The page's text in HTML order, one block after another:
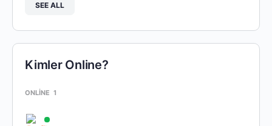
SEE ALL
Kimler Online?
ONLINE 1